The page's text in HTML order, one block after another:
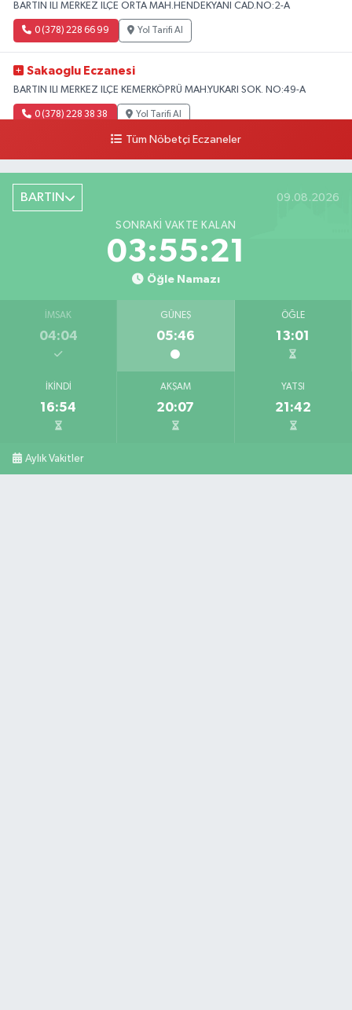
BARTIN ILI MERKEZ ILÇE ORTA MAH.HENDEKYANI CAD.NO:2-A
0 (378) 228 66 99 Yol Tarifi Al
Sakaoglu Eczanesi
BARTIN ILI MERKEZ ILÇE KEMERKÖPRÜ MAH.YUKARI SOK. NO:49-A
0 (378) 228 38 38 Yol Tarifi Al
Tüm Nöbetçi Eczaneler
BARTIN 09.08.2026
SONRAKI VAKTE KALAN
03:55:20
Öğle Namazı
İMSAK
04:04
GÜNEŞ
05:46
ÖĞLE
13:01
İKINDI
16:54
AKŞAM
20:07
YATSI
21:42
Aylık Vakitler